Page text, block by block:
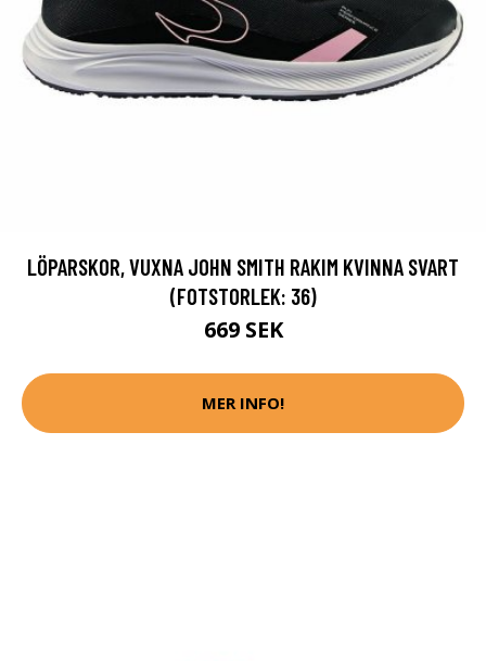
LÖPARSKOR, VUXNA JOHN SMITH RAKIM KVINNA SVART
(FOTSTORLEK: 36)
669 SEK
MER INFO!